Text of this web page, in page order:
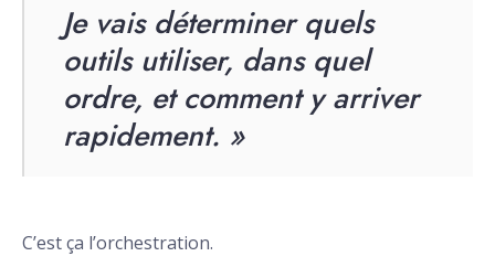
Je vais déterminer quels
outils utiliser, dans quel
ordre, et comment y arriver
rapidement. »
C’est ça l’orchestration.